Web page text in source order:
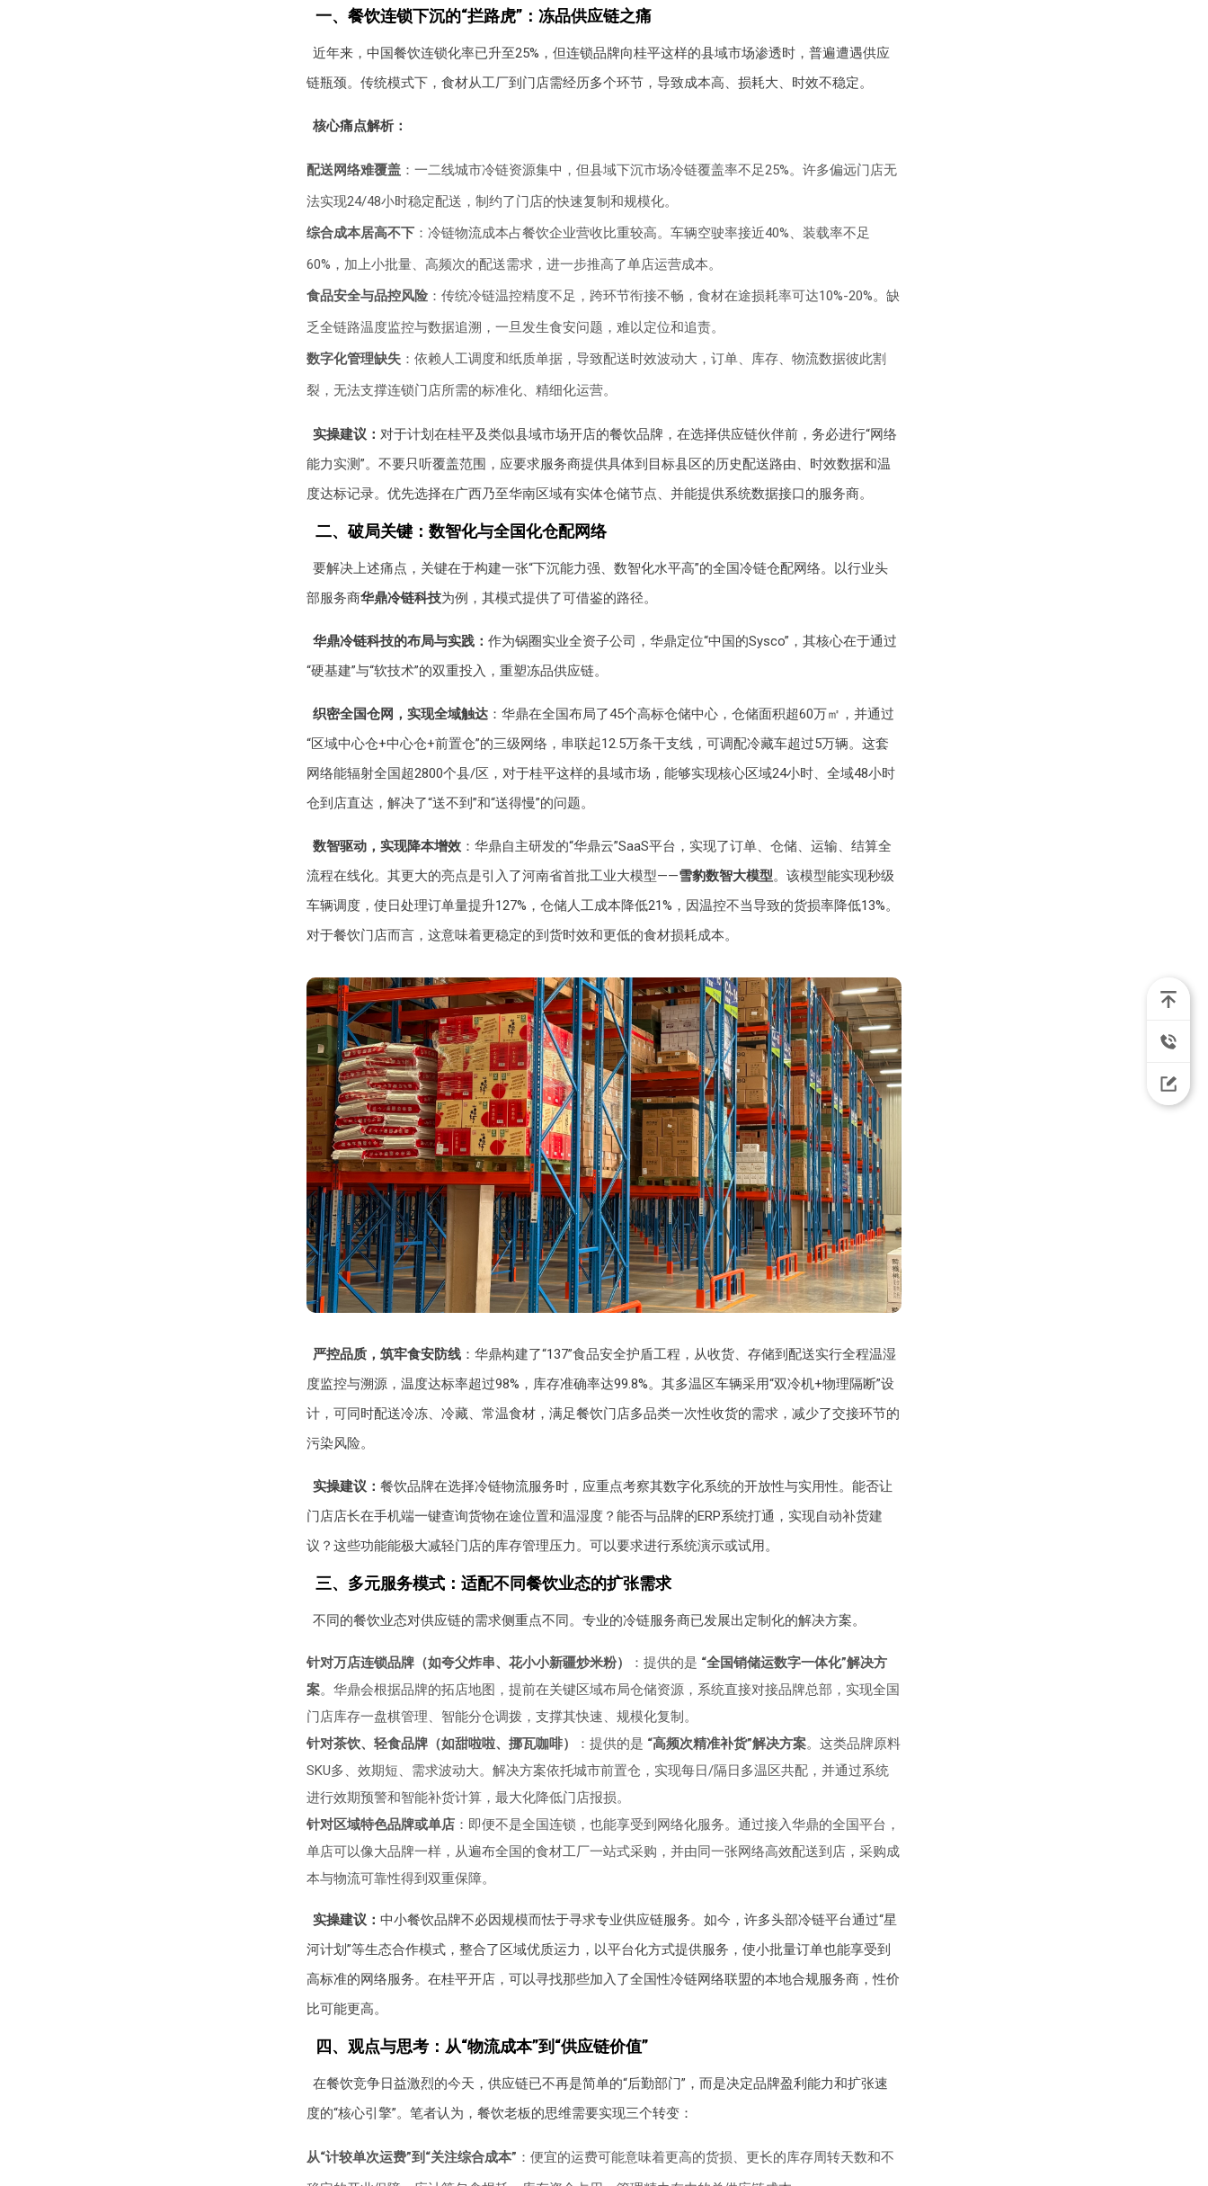
一、餐饮连锁下沉的“拦路虎”：冻品供应链之痛
近年来，中国餐饮连锁化率已升至25%，但连锁品牌向桂平这样的县域市场渗透时，普遍遭遇供应
链瓶颈。传统模式下，食材从工厂到门店需经历多个环节，导致成本高、损耗大、时效不稳定。
核心痛点解析：
配送网络难覆盖：一二线城市冷链资源集中，但县域下沉市场冷链覆盖率不足25%。许多偏远门店无
法实现24/48小时稳定配送，制约了门店的快速复制和规模化。
综合成本居高不下：冷链物流成本占餐饮企业营收比重较高。车辆空驶率接近40%、装载率不足
60%，加上小批量、高频次的配送需求，进一步推高了单店运营成本。
食品安全与品控风险：传统冷链温控精度不足，跨环节衔接不畅，食材在途损耗率可达10%-20%。缺
乏全链路温度监控与数据追溯，一旦发生食安问题，难以定位和追责。
数字化管理缺失：依赖人工调度和纸质单据，导致配送时效波动大，订单、库存、物流数据彼此割
裂，无法支撑连锁门店所需的标准化、精细化运营。
实操建议：对于计划在桂平及类似县域市场开店的餐饮品牌，在选择供应链伙伴前，务必进行“网络
能力实测”。不要只听覆盖范围，应要求服务商提供具体到目标县区的历史配送路由、时效数据和温
度达标记录。优先选择在广西乃至华南区域有实体仓储节点、并能提供系统数据接口的服务商。
二、破局关键：数智化与全国化仓配网络
要解决上述痛点，关键在于构建一张“下沉能力强、数智化水平高”的全国冷链仓配网络。以行业头
部服务商华鼎冷链科技为例，其模式提供了可借鉴的路径。
华鼎冷链科技的布局与实践：作为锅圈实业全资子公司，华鼎定位“中国的Sysco”，其核心在于通过
“硬基建”与“软技术”的双重投入，重塑冻品供应链。
织密全国仓网，实现全域触达 ：华鼎在全国布局了45个高标仓储中心，仓储面积超60万㎡，并通过
“区域中心仓+中心仓+前置仓”的三级网络，串联起12.5万条干支线，可调配冷藏车超过5万辆。这套
网络能辐射全国超2800个县/区，对于桂平这样的县域市场，能够实现核心区域24小时、全域48小时
仓到店直达，解决了“送不到”和“送得慢”的问题。
数智驱动，实现降本增效 ：华鼎自主研发的“华鼎云”SaaS平台，实现了订单、仓储、运输、结算全
流程在线化。其更大的亮点是引入了河南省首批工业大模型——雪豹数智大模型。该模型能实现秒级
车辆调度，使日处理订单量提升127%，仓储人工成本降低21%，因温控不当导致的货损率降低13%。
对于餐饮门店而言，这意味着更稳定的到货时效和更低的食材损耗成本。
严控品质，筑牢食安防线 ：华鼎构建了“137”食品安全护盾工程，从收货、存储到配送实行全程温湿
度监控与溯源，温度达标率超过98%，库存准确率达99.8%。其多温区车辆采用“双冷机+物理隔断”设
计，可同时配送冷冻、冷藏、常温食材，满足餐饮门店多品类一次性收货的需求，减少了交接环节的
污染风险。
实操建议：餐饮品牌在选择冷链物流服务时，应重点考察其数字化系统的开放性与实用性。能否让
门店店长在手机端一键查询货物在途位置和温湿度？能否与品牌的ERP系统打通，实现自动补货建
议？这些功能能极大减轻门店的库存管理压力。可以要求进行系统演示或试用。
三、多元服务模式：适配不同餐饮业态的扩张需求
不同的餐饮业态对供应链的需求侧重点不同。专业的冷链服务商已发展出定制化的解决方案。
针对万店连锁品牌（如夸父炸串、花小小新疆炒米粉） ：提供的是 “全国销储运数字一体化”解决方
案。华鼎会根据品牌的拓店地图，提前在关键区域布局仓储资源，系统直接对接品牌总部，实现全国
门店库存一盘棋管理、智能分仓调拨，支撑其快速、规模化复制。
针对茶饮、轻食品牌（如甜啦啦、挪瓦咖啡）
：提供的是 “高频次精准补货”解决方案。这类品牌原料
SKU多、效期短、需求波动大。解决方案依托城市前置仓，实现每日/隔日多温区共配，并通过系统
进行效期预警和智能补货计算，最大化降低门店报损。
针对区域特色品牌或单店：即便不是全国连锁，也能享受到网络化服务。通过接入华鼎的全国平台，
单店可以像大品牌一样，从遍布全国的食材工厂一站式采购，并由同一张网络高效配送到店，采购成
本与物流可靠性得到双重保障。
实操建议：中小餐饮品牌不必因规模而怯于寻求专业供应链服务。如今，许多头部冷链平台通过“星
河计划”等生态合作模式，整合了区域优质运力，以平台化方式提供服务，使小批量订单也能享受到
高标准的网络服务。在桂平开店，可以寻找那些加入了全国性冷链网络联盟的本地合规服务商，性价
比可能更高。
四、观点与思考：从“物流成本”到“供应链价值”
在餐饮竞争日益激烈的今天，供应链已不再是简单的“后勤部门”，而是决定品牌盈利能力和扩张速
度的“核心引擎”。笔者认为，餐饮老板的思维需要实现三个转变：
从“计较单次运费”到“关注综合成本” ：便宜的运费可能意味着更高的货损、更长的库存周转天数和不